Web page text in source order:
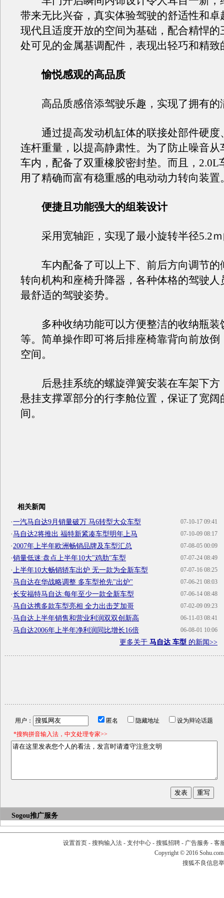
带来无比兴奋，真实体验驾驶的舒适性和卓
现代且适度开放的空间为基础，配合精悍的
处可见的金属基调配件，表现出轻巧和精致
愉悦感观的高品质
高品质感倍添驾驶乐趣，实现了拥有的
通过提高发动机缸体的联接处部件硬度
连杆重量，以提高静肃性。为了防止噪音从
车内，配备了双重橡胶密封垫。而且，2.0L
用了精确而富有稳重感的电动动力转向装置
便捷且功能强大的组装设计
采用宽轴距，实现了最小旋转半径5.2ｍ
车内配备了可以上下、前后方向调节的
转向机构和座椅升降器，各种体格的驾驶人
最舒适的驾驶姿势。
多种收纳功能可以方便整洁的收纳瓶装
等。简单操作即可将后排座椅靠背向前放倒
空间。
后悬挂系统的螺旋弹簧安装在车架下方
悬挂支撑罩部分的行李舱位置，保证了宽阔
间。
相关新闻
07-10-17 09:41
·一汽马自达9月销量破万 马6转型大众车型
07-10-09 08:17
·马自达2将推出 福特新紧凑车型明年上马
07-08-05 00:09
·2007年上半年欧洲畅销品牌及车型汇总
07-07-24 08:49
·销量低迷:盘点上半年10大"鸡肋"车型
07-07-16 08:25
· 上半年10大畅销轿车出炉 无一款为全新车型
07-06-21 08:03
·马自达在华战略调整 多车型抢先"出炉"
07-06-14 08:48
·长安福特马自达:每年至少一款全新车型
07-02-09 09:23
·马自达携多款车型亮相 全力出击芝加哥
06-11-03 08:41
·马自达上半年销售和营业利润双双创新高
06-08-01 10:06
·马自达2006年上半年净利润同比增长16倍
更多关于 马自达 车型 的新闻>>
用户： 匿名 隐藏地址
设为辩论话题
*搜狗拼音输入法，中文处理专家>>
Sogou推广服务
设置首页- 搜狗输入法- 支付中心- 搜狐招聘- 广告服务 - 客
Copyright © 2016
搜狐不良信息